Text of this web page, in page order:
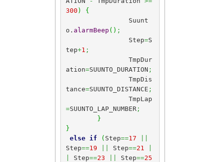
300 )
{
o. alarmBeep ( ) ;
		Step
=S
tep+1 ;
ation=SUUNTO_DURATION ;
tance=SUUNTO_DISTANCE ;
		TmpLap
=SUUNTO_LAP_NUMBER ;
}
}
else
if ( Step==17
Step==19 Step==21
Step==23 Step==25